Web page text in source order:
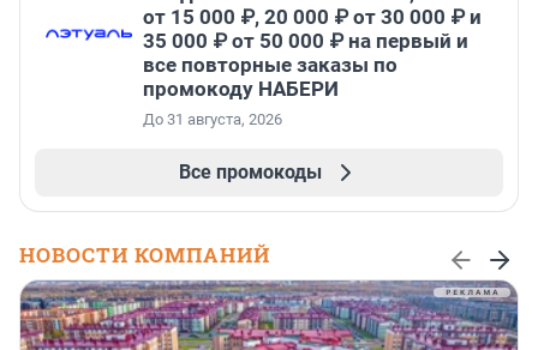
от 15 000 ₽, 20 000 ₽ от 30 000 ₽ и
35 000 ₽ от 50 000 ₽ на первый и
все повторные заказы по
промокоду НАБЕРИ
До 31 августа, 2026
Все промокоды
НОВОСТИ КОМПАНИЙ